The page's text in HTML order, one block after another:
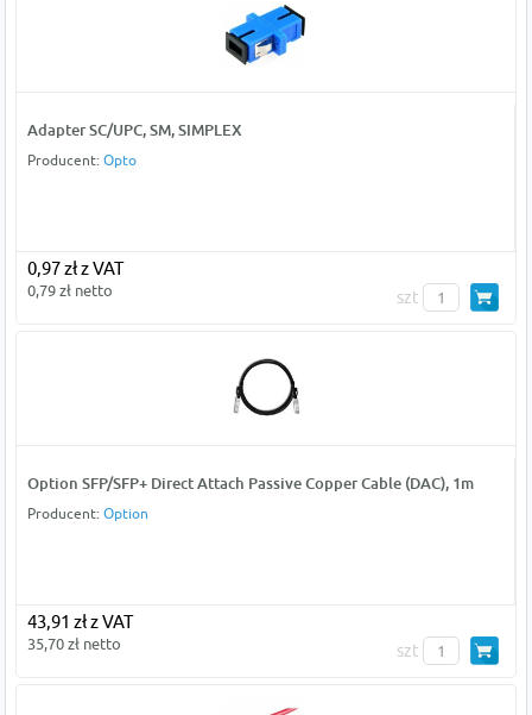
Adapter SC/UPC, SM, SIMPLEX
Producent: Opto
0,97 zł z VAT
0,79 zł netto szt
Option SFP/SFP+ Direct Attach Passive Copper Cable (DAC), 1m
Producent: Option
43,91 zł z VAT
35,70 zł netto szt